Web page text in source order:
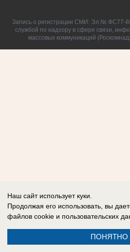
Запись о регистрации СМИ: Эл № ФС77-
службой по надзору в сфере связи,
массовых коммуникаций
Наш сайт использует куки.
Продолжая его использовать, вы
файлов cookie и пользовательских
ПОНЯТНО